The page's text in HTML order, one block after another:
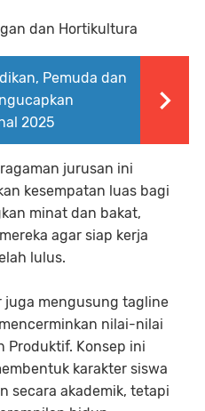
dan Hortikultura
Pemuda dan
2025
jurusan ini
kesempatan luas bagi
minat dan bakat,
agar siap kerja
lulus.
juga mengusung tagline
mencerminkan nilai-nilai
Produktif. Konsep ini
karakter siswa
secara akademik, tetapi